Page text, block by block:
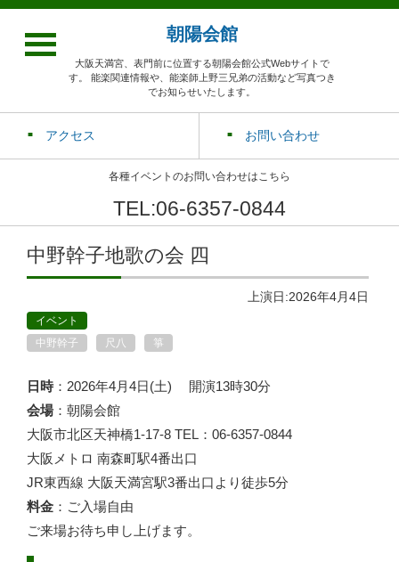
朝陽会館
大阪天満宮、表門前に位置する朝陽会館公式Webサイトで
す。 能楽関連情報や、能楽師上野三兄弟の活動など写真つき
でお知らせいたします。
アクセス お問い合わせ
各種イベントのお問い合わせはこちら
TEL:06-6357-0844
中野幹子地歌の会 四
上演日:2026年4月4日
イベント
中野幹子
尺八 箏
日時：2026年4月4日(土) 開演13時30分
会場：朝陽会館
大阪市北区天神橋1-17-8 TEL：06-6357-0844
大阪メトロ 南森町駅4番出口
JR東西線 大阪天満宮駅3番出口より徒歩5分
料金 ：ご入場自由
ご来場お待ち申し上げます。